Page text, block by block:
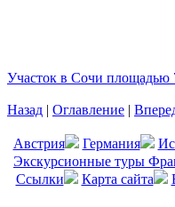
Участок в Сочи площадью
Назад | Оглавление |
Австрия Германия
Экскурсионные туры
Ссылки
Карта сайта